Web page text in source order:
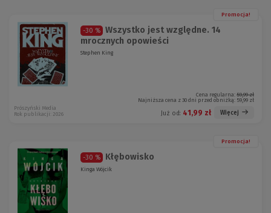
Promocja!
-30 %
Wszystko jest względne. 14
mrocznych opowieści
Stephen King
Cena regularna: 59,99 zł
Najniższa cena z 30 dni przed obniżką: 59,99 zł
Już od: 41,99 zł Więcej
Prószyński Media
Rok publikacji: 2026
Promocja!
-30 % Kłębowisko
Kinga Wójcik